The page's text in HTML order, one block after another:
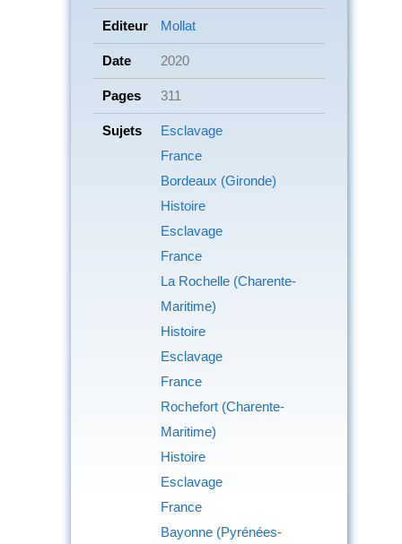
Editeur Mollat
Date 2020
Pages 311
Sujets
Esclavage
France
Bordeaux (Gironde)
Histoire
Esclavage
France
La Rochelle (Charente-
Maritime)
Histoire
Esclavage
France
Rochefort (Charente-
Maritime)
Histoire
Esclavage
France
Bayonne (Pyrénées-